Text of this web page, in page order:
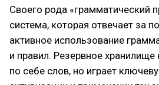
Своего рода «грамматический
система, которая отвечает за
активное использование
и правил. Резервное
по себе слов, но играет